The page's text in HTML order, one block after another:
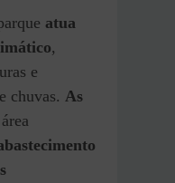
atua
,
e
chuvas. As